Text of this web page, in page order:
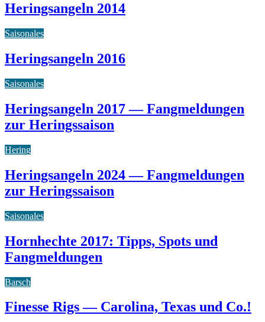
Heringsangeln 2014
Saisonales
Heringsangeln 2016
Saisonales
Heringsangeln 2017 — Fangmeldungen
zur Heringssaison
Hering
Heringsangeln 2024 — Fangmeldungen
zur Heringssaison
Saisonales
Hornhechte 2017: Tipps, Spots und
Fangmeldungen
Barsch
Finesse Rigs — Carolina, Texas und Co.!